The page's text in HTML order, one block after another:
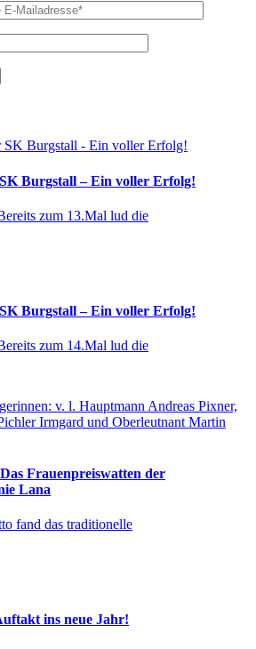
Burgstall – Ein voller Erfolg!
zum 13.Mal lud die
Burgstall – Ein voller Erfolg!
zum 14.Mal lud die
Frauenpreiswatten der
Lana
fand das traditionelle
ins neue Jahr!